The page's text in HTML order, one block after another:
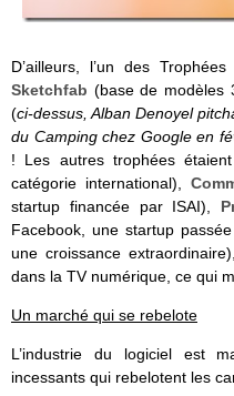
D’ailleurs, l’un des
Sketchfab (base de modèles
(ci-dessus, Alban Denoyel
du Camping chez Google en
! Les autres trophées
catégorie international),
startup financée par ISAI),
Facebook, une startup
une croissance
dans la TV numérique, ce qui
Un marché qui se rebelote
L’industrie du logiciel est
incessants qui rebelotent les